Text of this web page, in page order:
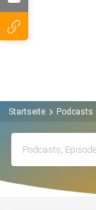
Startseite Podcasts